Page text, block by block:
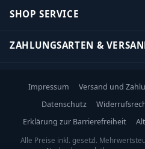
SHOP SERVICE
ZAHLUNGSARTEN &
Impressum Versand und
Datenschutz
Erklärung zur Barrierefreiheit
Alle Preise inkl. gesetzl.